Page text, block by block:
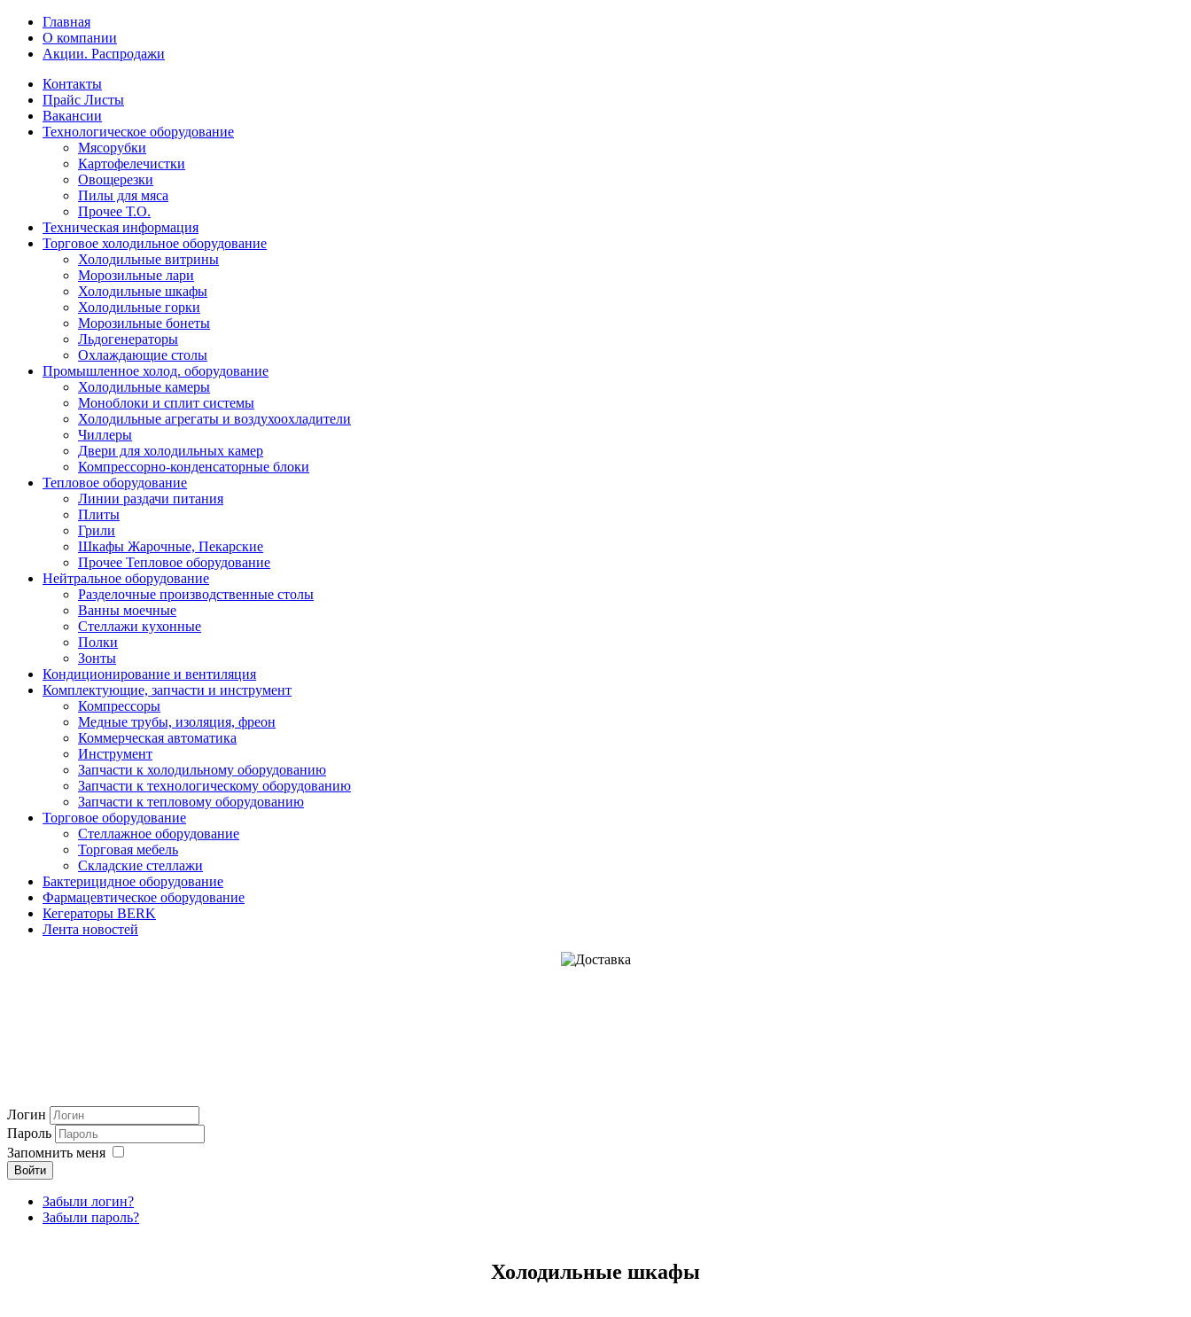
Главная
О компании
Акции. Распродажи
Контакты
Прайс Листы
Вакансии
Технологическое оборудование
Мясорубки
Картофелечистки
Овощерезки
Пилы для мяса
Прочее Т.О.
Техническая информация
Торговое холодильное оборудование
Холодильные витрины
Морозильные лари
Холодильные шкафы
Холодильные горки
Морозильные бонеты
Льдогенераторы
Охлаждающие столы
Промышленное холод. оборудование
Холодильные камеры
Моноблоки и сплит системы
Холодильные агрегаты и воздухоохладители
Чиллеры
Двери для холодильных камер
Компрессорно-конденсаторные блоки
Тепловое оборудование
Линии раздачи питания
Плиты
Грили
Шкафы Жарочные, Пекарские
Прочее Тепловое оборудование
Нейтральное оборудование
Разделочные производственные столы
Ванны моечные
Стеллажи кухонные
Полки
Зонты
Кондиционирование и вентиляция
Комплектующие, запчасти и инструмент
Компрессоры
Медные трубы, изоляция, фреон
Коммерческая автоматика
Инструмент
Запчасти к холодильному оборудованию
Запчасти к технологическому оборудованию
Запчасти к тепловому оборудованию
Торговое оборудование
Стеллажное оборудование
Торговая мебель
Складские стеллажи
Бактерицидное оборудование
Фармацевтическое оборудование
Кегераторы BERK
Лента новостей
Логин
Пароль
Запомнить меня
Войти
Забыли логин?
Забыли пароль?
Холодильные шкафы